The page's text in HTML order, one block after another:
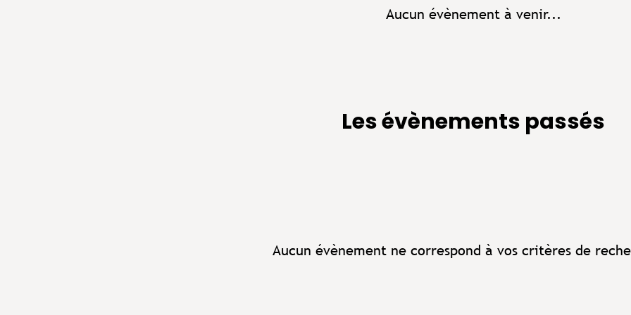
Aucun évènement à venir...
Les évènements passés
Aucun évènement ne correspond à vos critères de